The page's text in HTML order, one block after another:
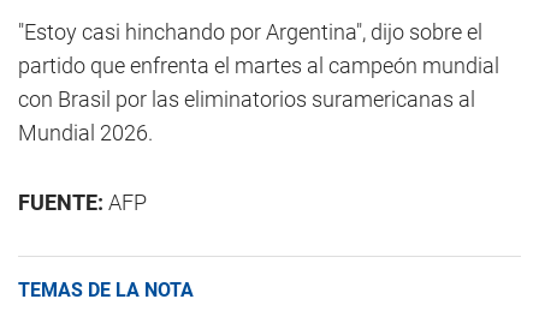
"Estoy casi hinchando por Argentina", dijo sobre el
partido que enfrenta el martes al campeón mundial
con Brasil por las eliminatorios suramericanas al
Mundial 2026.
FUENTE: AFP
TEMAS DE LA NOTA